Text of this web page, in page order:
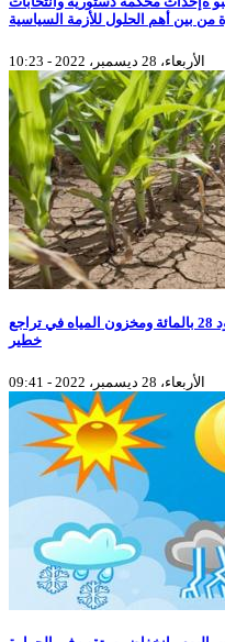
الأربعاء، 28 ديسمبر، 2022 - 10:23
وزارة الفلاحة: نسبة إمتلاء السدود في حدود 28 بالمائة ومخزون المياه في تراجع
خطير
الأربعاء، 28 ديسمبر، 2022 - 09:41